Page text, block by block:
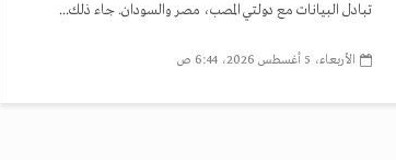
تبادل البيانات مع دولتي المصب، مصر والسودان. جاء ذلك...
الأربعاء، 5 أغسطس 2026، 6:44 ص